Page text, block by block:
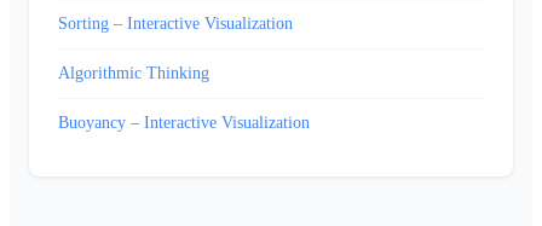
Sorting – Interactive Visualization
Algorithmic Thinking
Buoyancy – Interactive Visualization